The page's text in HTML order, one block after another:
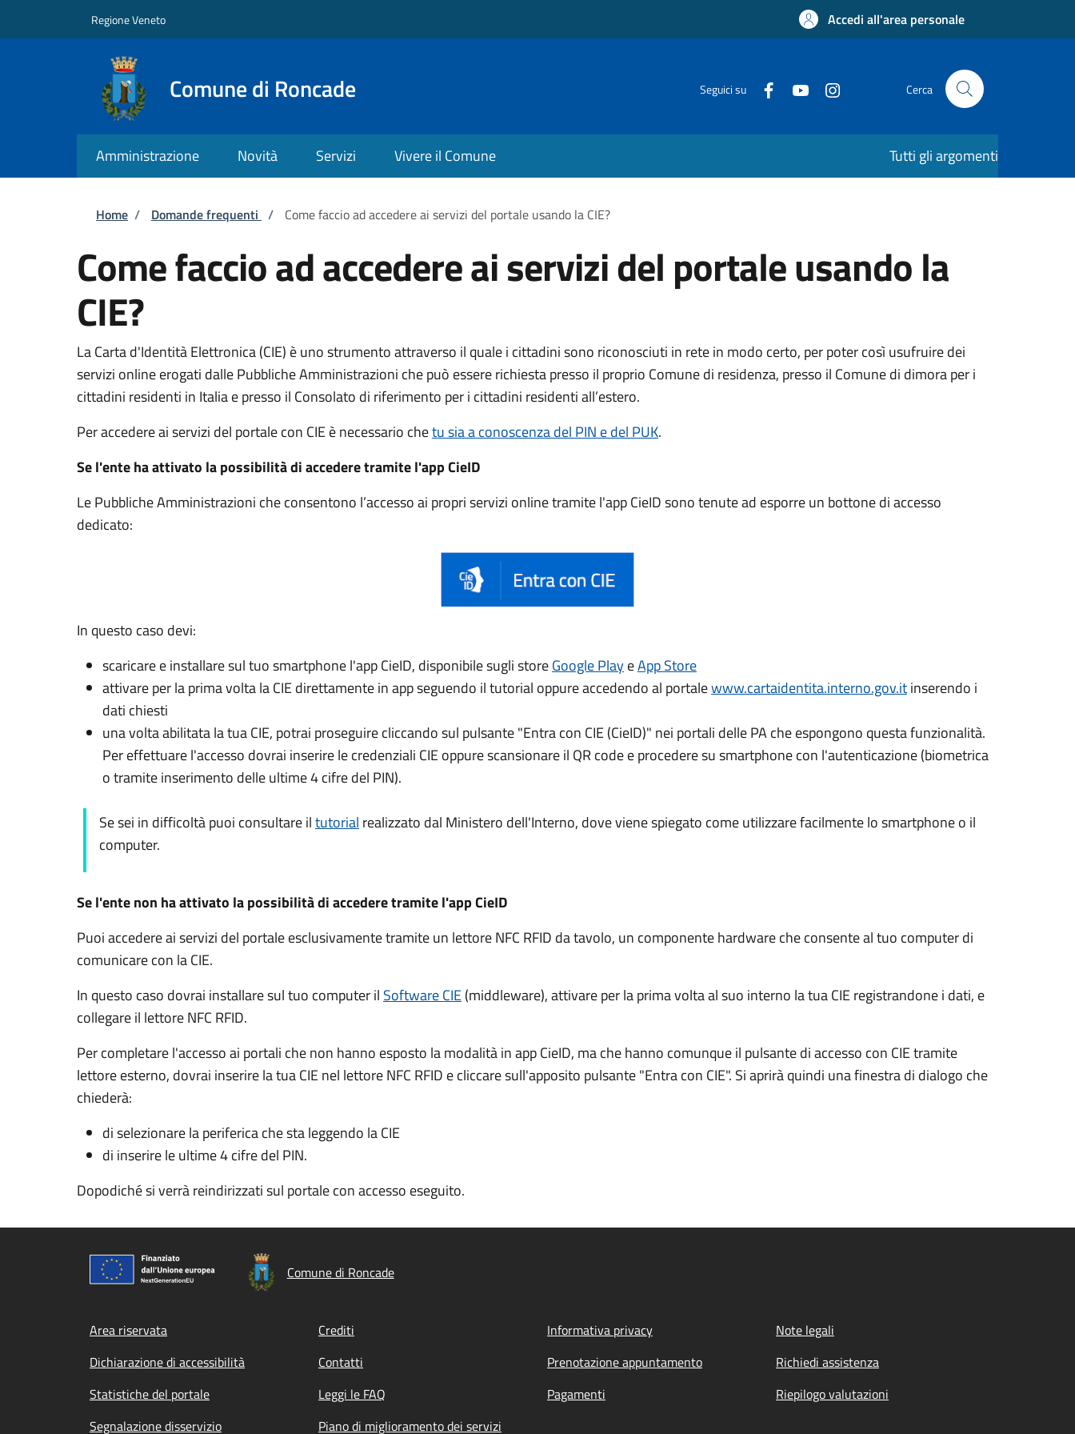
Regione Veneto Accedi all'area personale
Comune di Roncade Seguici su Cerca
Amministrazione Novità Servizi Vivere il Comune Tutti gli argomenti
Briciole di pane
Home / Domande frequenti / Come faccio ad accedere ai servizi del portale usando la CIE?
Come faccio ad accedere ai servizi del portale usando la
CIE?
La Carta d'Identità Elettronica (CIE) è uno strumento attraverso il quale i cittadini sono riconosciuti in rete in modo certo, per poter così usufruire dei
servizi online erogati dalle Pubbliche Amministrazioni che può essererichiesta presso il proprio Comune di residenza, presso il Comune di dimora per i
cittadini residenti in Italia e presso il Consolato di riferimento per i cittadini residenti all’estero.
Per accedere ai servizi del portale con CIE è necessario chetu sia a conoscenza del PIN e del PUK.
Se l'ente ha attivato la possibilità di accedere tramite l'app CieID
Le Pubbliche Amministrazioni che consentono l’accesso ai propri servizi online tramite l'app CieID sono tenute ad esporre un bottone di accesso
dedicato:
In questo caso devi:
scaricare e installare sul tuo smartphone l'app CieID, disponibile sugli storeGoogle PlayeApp Store
attivare per la prima volta la CIE direttamente in app seguendo il tutorial oppure accedendo al portalewww.cartaidentita.interno.gov.itinserendo i
dati chiesti
una volta abilitata la tua CIE, potrai proseguire cliccando sul pulsante "Entra con CIE (CieID)" nei portali delle PA che espongono questa funzionalità.
Per effettuare l'accesso dovrai inserire le credenziali CIE oppure scansionare il QR code e procedere su smartphone con l'autenticazione (biometrica
o tramite inserimento delle ultime 4 cifre del PIN).
Se sei in difficoltà puoi consultare iltutorial realizzato dal Ministero dell'Interno, dove viene spiegato come utilizzare facilmente lo smartphone o il
computer.
Se l'ente non ha attivato la possibilità di accedere tramite l'app CieID
Puoi accedere ai servizi del portale esclusivamente tramite un lettore NFC RFID da tavolo, un componente hardware che consente al tuo computer di
comunicare con la CIE.
In questo caso dovrai installare sul tuo computer il Software CIE(middleware), attivare per la prima volta al suo interno la tua CIE registrandone i dati, e
collegare il lettore NFC RFID.
Per completare l'accesso ai portali che non hanno esposto la modalità in app CieID, ma che hanno comunque il pulsante di accesso con CIE tramite
lettore esterno, dovrai inserire la tua CIE nel lettore NFC RFID e cliccare sull'apposito pulsante "Entra con CIE". Si aprirà quindi una finestra di dialogo che
chiederà:
di selezionare la periferica che sta leggendo la CIE
di inserire le ultime 4 cifre del PIN.
Dopodiché si verrà reindirizzati sul portale con accesso eseguito.
Comune di Roncade
Footer menu
Area riservata Crediti Informativa privacy
Note legali
Dichiarazione di accessibilità
Contatti Prenotazione appuntamento
Richiedi assistenza
Statistiche del portale
Leggi le FAQ Pagamenti
Riepilogo valutazioni
Segnalazione disservizio
Piano di miglioramento dei servizi